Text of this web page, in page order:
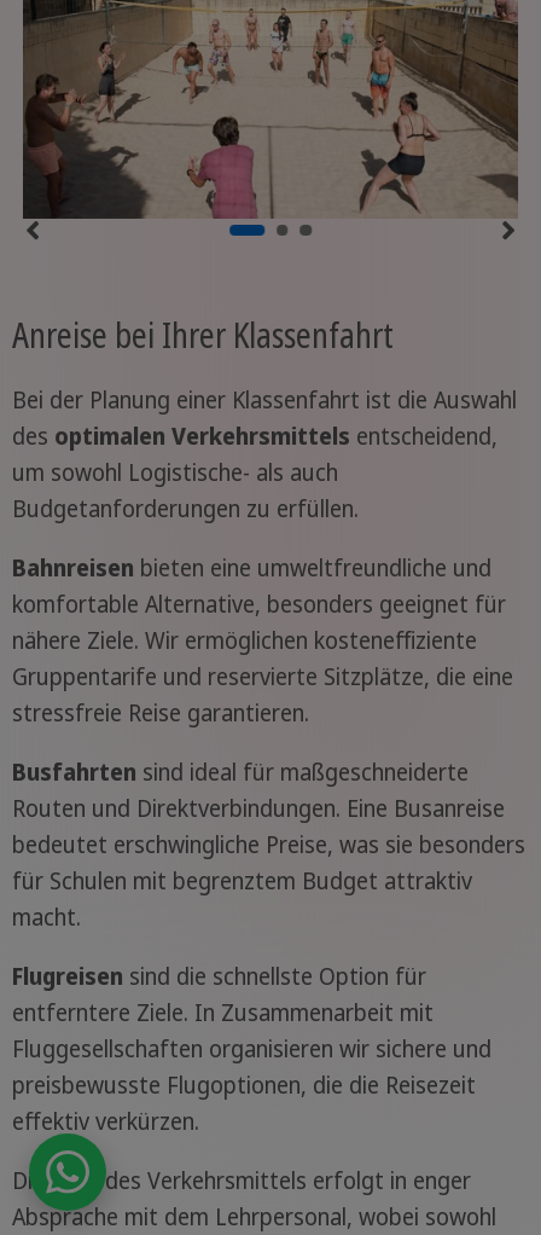
Anreise bei Ihrer Klassenfahrt
Bei der Planung einer Klassenfahrt ist die Auswahl
des optimalen Verkehrsmittels entscheidend,
um sowohl Logistische- als auch
Budgetanforderungen zu erfüllen.
Bahnreisen bieten eine umweltfreundliche und
komfortable Alternative, besonders geeignet für
nähere Ziele. Wir ermöglichen kosteneffiziente
Gruppentarife und reservierte Sitzplätze, die eine
stressfreie Reise garantieren.
Busfahrten sind ideal für maßgeschneiderte
Routen und Direktverbindungen. Eine Busanreise
bedeutet erschwingliche Preise, was sie besonders
für Schulen mit begrenztem Budget attraktiv
macht.
Flugreisen sind die schnellste Option für
entferntere Ziele. In Zusammenarbeit mit
Fluggesellschaften organisieren wir sichere und
preisbewusste Flugoptionen, die die Reisezeit
effektiv verkürzen.
Die Wahl des Verkehrsmittels erfolgt in enger
Absprache mit dem Lehrpersonal, wobei sowohl